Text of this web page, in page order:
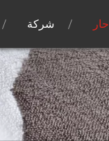
حار شركة